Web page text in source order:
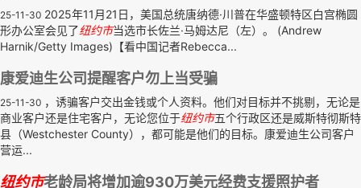
25-11-30 2025年11月21日，美国总统唐纳德·川普在华盛顿特区白宫椭圆
形办公室会见了纽约市当选市长佐兰·马姆达尼（左）。 (Andrew
Harnik/Getty Images)【看中国记者Rebecca...
康爱迪生公司提醒客户勿上当受骗
25-11-30 ，诱骗客户交出金钱或个人资料。他们对目标并不挑剔，无论是
商业客户还是住宅客户，无论您位于纽约市五个行政区还是威斯特彻斯特
县（Westchester County），都可能是他们的目标。康爱迪生公司客户
营运...
纽约市老龄局将增加逾930万美元经费支援照护者